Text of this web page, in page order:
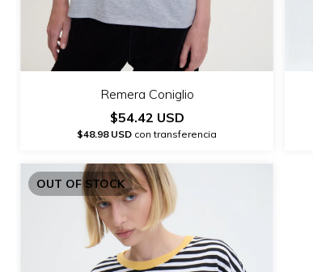
Remera Coniglio
$54.42 USD
$48.98 USD con transferencia
OUT OF STOCK